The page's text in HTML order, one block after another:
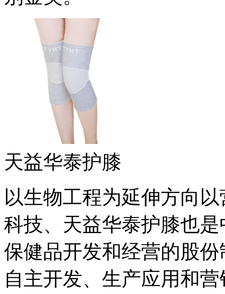
天益华泰护膝
以生物工程为延伸方向
科技、天益华泰护膝也
保健品开发和经营的股
自主开发、生产应用和